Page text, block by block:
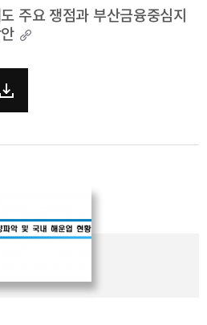
사이트맵Family
주요 쟁점과 부산금융중심지